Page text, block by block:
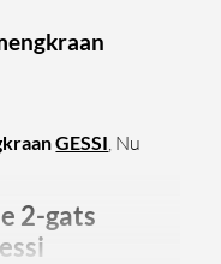
GESSI, Nu
2-gats